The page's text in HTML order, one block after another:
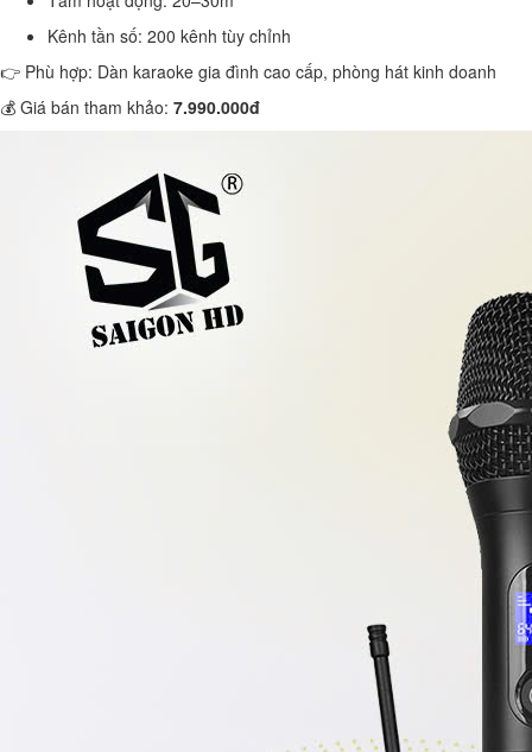
Kênh tần số: 200 kênh tùy chỉnh
👉 Phù hợp: Dàn karaoke gia đình cao cấp, phòng hát kinh doanh
💰 Giá bán tham khảo: 7.990.000đ